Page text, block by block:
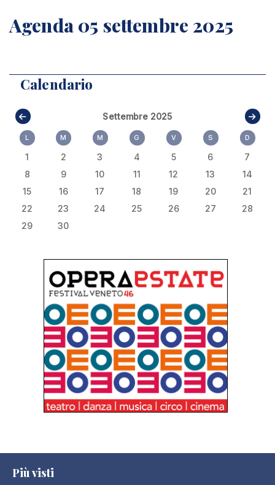
Agenda 05 settembre 2025
Calendario
Settembre 2025
L M M G V S D
1 2 3 4 5 6
7
8
9 10 11 12 13
14
15
16 17 18 19 20
21
22
23 24 25 26 27
28
29
30
Più visti